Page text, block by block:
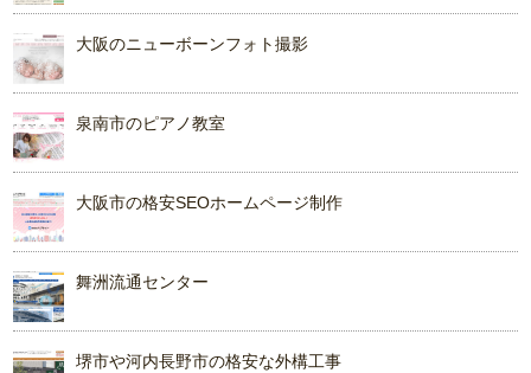
大阪のニューボーンフォト撮影
泉南市のピアノ教室
大阪市の格安SEOホームページ制作
舞洲流通センター
堺市や河内長野市の格安な外構工事